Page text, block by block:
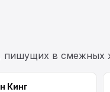
пишущих в смежных
Кинг